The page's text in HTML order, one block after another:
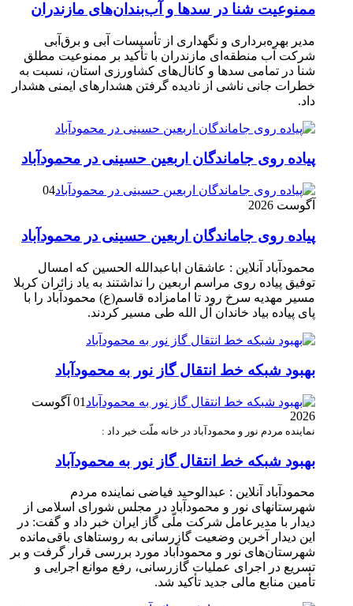
ممنوعیت شنا در سدها و آب‌بندان‌‌های مازندران
مدیر بهره‌برداری و نگهداری از تأسیسات آبی و برق‌آبی
شرکت آب منطقه‌ای مازندران با تأکید بر ممنوعیت مطلق
شنا در تمامی سدها و کانال‌های کشاورزی استان، نسبت به
خطرات جانی ناشی از نادیده گرفتن هشدارهای ایمنی هشدار
داد.
پیاده روی جاماندگان اربعین حسینی در محمودآباد
04
آگوست 2026
پیاده روی جاماندگان اربعین حسینی در محمودآباد
محمودآباد آنلاین : عاشقان اباعبدالله الحسین که امسال
توفیق پیاده روی مراسم اربعین را نداشتند به یاد زائران کربلا
مسیر مهدیه سرخ رود تا امامزاده قاسم(ع) محمودآباد را با
پای پیاده بیاد خاندان آل الله طی مسیر کردند.
بهبود شبکه خط انتقال گاز نور به محمودآباد
01 آگوست
2026
نماینده مردم نور و محمودآباد در خانه ملّت خبر داد :
بهبود شبکه خط انتقال گاز نور به محمودآباد
محمودآباد آنلاین : عبدالوحید فیاضی نماینده مردم
شهرستانهای نور و محمودآباد در مجلس شورای اسلامی از
دیدار با مدیرعامل شرکت ملّی گاز ایران خبر داد و گفت: در
این دیدار آخرین وضعیت گازرسانی به روستاهای باقی‌مانده
شهرستان‌های نور و محمودآباد مورد بررسی قرار گرفت و بر
تسریع در اجرای عملیات گازرسانی، رفع موانع اجرایی و
تأمین منابع مالی جدید تأکید شد.